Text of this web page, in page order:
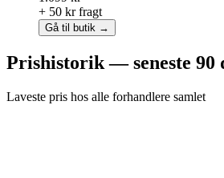
+ 50 kr fragt
Gå til butik →
Prishistorik — seneste 90
Laveste pris hos alle forhandlere samlet